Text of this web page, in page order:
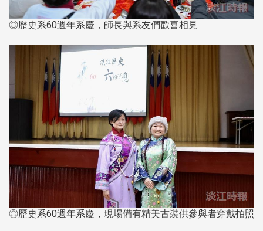
◎歷史系60週年系慶，師長與系友們歡喜相見
◎歷史系60週年系慶，現場備有精美古裝供參與者穿戴拍照